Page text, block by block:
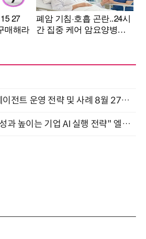
성과를 만드는 AI 에이전트 운영 전략 및 사례 8월 27일 개최
"AI ROI 시대, 투자 성과 높이는 기업 AI 실행 전략" 엘타워 6층 (9월 18일)